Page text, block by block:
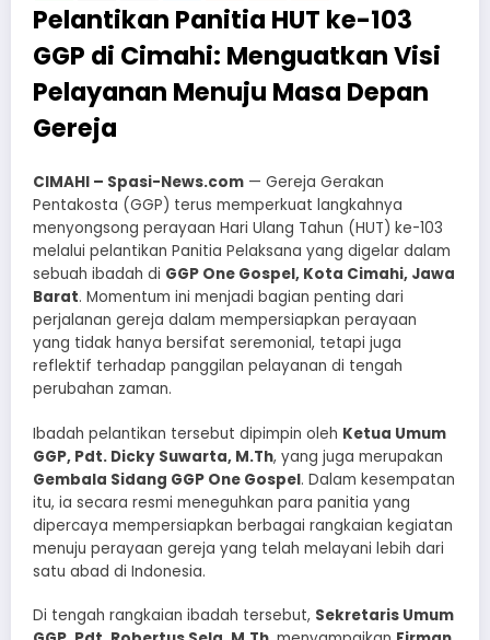
Pelantikan Panitia HUT ke-103
GGP di Cimahi: Menguatkan Visi
Pelayanan Menuju Masa Depan
Gereja
CIMAHI – Spasi-News.com — Gereja Gerakan
Pentakosta (GGP) terus memperkuat langkahnya
menyongsong perayaan Hari Ulang Tahun (HUT) ke-103
melalui pelantikan Panitia Pelaksana yang digelar dalam
sebuah ibadah di GGP One Gospel, Kota Cimahi, Jawa
Barat. Momentum ini menjadi bagian penting dari
perjalanan gereja dalam mempersiapkan perayaan
yang tidak hanya bersifat seremonial, tetapi juga
reflektif terhadap panggilan pelayanan di tengah
perubahan zaman.
Ibadah pelantikan tersebut dipimpin oleh Ketua Umum
GGP, Pdt. Dicky Suwarta, M.Th, yang juga merupakan
Gembala Sidang GGP One Gospel. Dalam kesempatan
itu, ia secara resmi meneguhkan para panitia yang
dipercaya mempersiapkan berbagai rangkaian kegiatan
menuju perayaan gereja yang telah melayani lebih dari
satu abad di Indonesia.
Di tengah rangkaian ibadah tersebut, Sekretaris Umum